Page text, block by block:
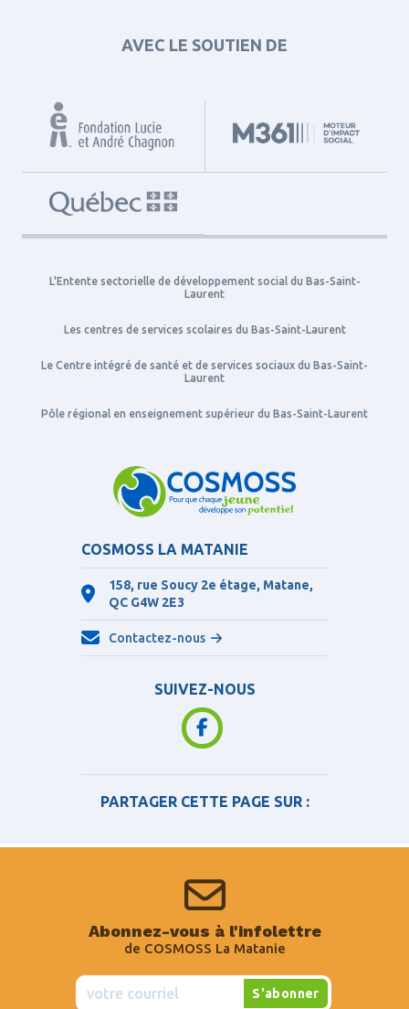
AVEC LE SOUTIEN DE
L'Entente sectorielle de développement social du Bas-Saint-
Laurent
Les centres de services scolaires du Bas-Saint-Laurent
Le Centre intégré de santé et de services sociaux du Bas-Saint-
Laurent
Pôle régional en enseignement supérieur du Bas-Saint-Laurent
COSMOSS LA MATANIE
158, rue Soucy 2e étage, Matane,
QC G4W 2E3
Contactez-nous
SUIVEZ-NOUS
PARTAGER CETTE PAGE SUR :
Abonnez-vous à l'infolettre
de COSMOSS La Matanie